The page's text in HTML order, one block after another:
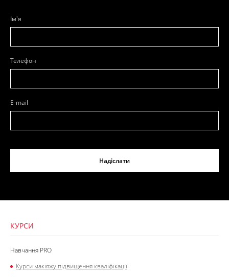
Ім'я
Телефон
E-mail
Надіслати
КУРСИ
Навчання PRO
Курси макіяжу підвищення кваліфікації